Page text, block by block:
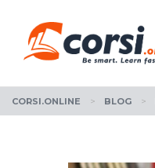
CORSI.ONLINE > BLOG >